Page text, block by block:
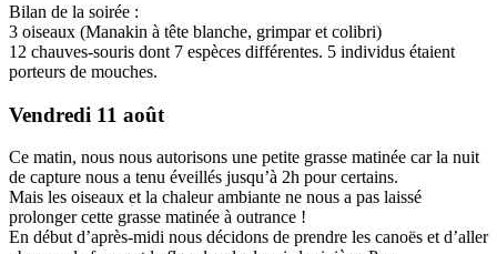
Bilan de la soirée :
3 oiseaux (Manakin à tête blanche, grimpar et colibri)
12 chauves-souris dont 7 espèces différentes. 5 individus étaient
porteurs de mouches.
Vendredi 11 août
Ce matin, nous nous autorisons une petite grasse matinée car la nuit
de capture nous a tenu éveillés jusqu’à 2h pour certains.
Mais les oiseaux et la chaleur ambiante ne nous a pas laissé
prolonger cette grasse matinée à outrance !
En début d’après-midi nous décidons de prendre les canoës et d’aller